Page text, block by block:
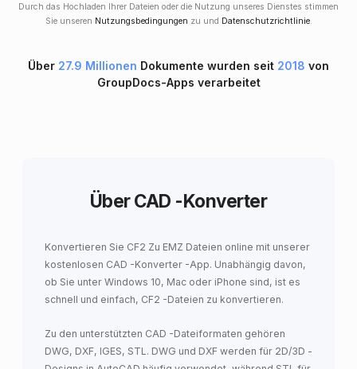
Durch das Hochladen Ihrer Dateien oder die Nutzung unseres Dienstes stimmen
Sie unseren Nutzungsbedingungen zu und Datenschutzrichtlinie.
Über 27.9 Millionen Dokumente wurden seit 2018 von
GroupDocs-Apps verarbeitet
Über CAD -Konverter
Konvertieren Sie CF2 Zu EMZ Dateien online mit unserer
kostenlosen CAD -Konverter -App. Unabhängig davon,
ob Sie unter Windows 10, Mac oder iPhone sind, ist es
schnell und einfach, CF2 -Dateien zu konvertieren.
Zu den unterstützten CAD -Dateiformaten gehören
DWG, DXF, IGES, STL. DWG und DXF werden für 2D/3D -